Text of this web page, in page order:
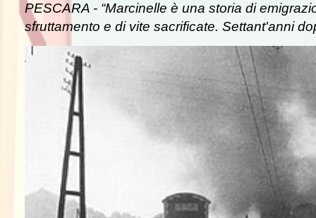
PESCARA - “Marcinelle è una storia di
sfruttamento e di vite sacrificate. Settant'anni